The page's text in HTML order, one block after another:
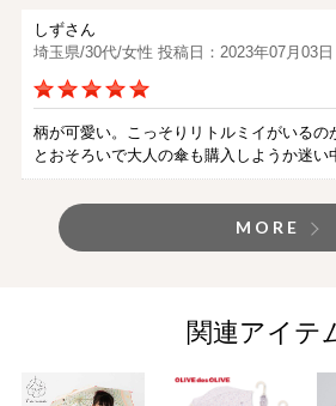
しずさん
埼玉県/30代/女性 投稿日：2023年07月03日
柄が可愛い。こっそりリトルミイがいるの
とおそろいで大人の傘も購入しようか迷い
MORE
関連アイテ